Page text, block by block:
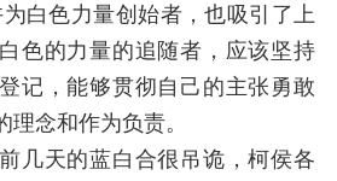
白色力量创始者，也吸引了上
色的力量的追随者，应该坚持
记，能够贯彻自己的主张勇敢
念和作为负责。
几天的蓝白合很吊诡，柯侯各